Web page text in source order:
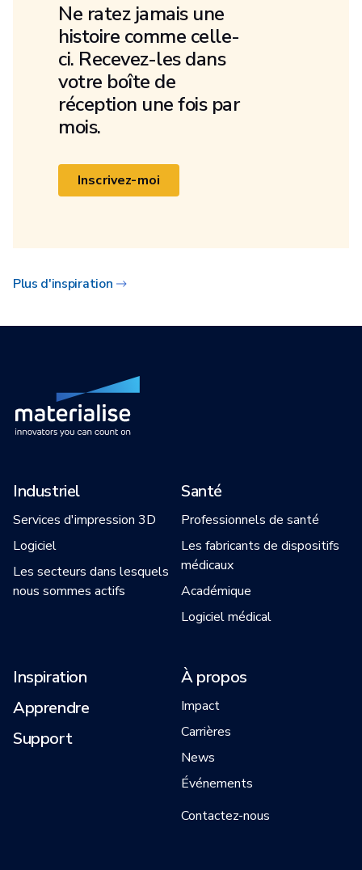
Ne ratez jamais une
histoire comme celle-
ci. Recevez-les dans
votre boîte de
réception une fois par
mois.
Inscrivez-moi
Plus d'inspiration
Industriel
Services d'impression 3D
Logiciel
Les secteurs dans lesquels
nous sommes actifs
Santé
Professionnels de santé
Les fabricants de dispositifs
médicaux
Académique
Logiciel médical
Inspiration
Apprendre
Support
À propos
Impact
Carrières
News
Événements
Contactez-nous